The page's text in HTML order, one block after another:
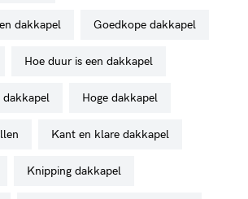
dakkapel goedkope dakkapel
hoe duur is een dakkapel
dakkapel hoge dakkapel
kant en klare dakkapel
knipping dakkapel